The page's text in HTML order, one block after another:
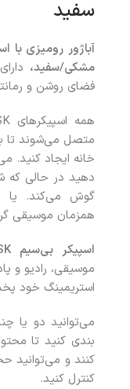
سفید
مشکی/سفید،
فضای روشن و
همه اسپیکرهای SYMFONISK از طریق
متصل می‌شوند تا
خانه ایجاد کنید.
دهید در حالی
گوش می‌کند. یا
همزمان موسیقی
اسپیکر بی‌سیم SYMFONISK
موسیقی، رادیو و
استریمینگ خود
بندی کنید تا
کنند و می‌توانید
کنترل کنید.